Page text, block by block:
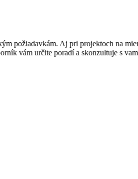
požiadavkám. Aj pri projektoch na
vám určite poradí a skonzultuje s